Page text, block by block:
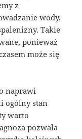
z
wody,
Takie
ponieważ
może się
naprawi
ogólny stan
warto
pozwala